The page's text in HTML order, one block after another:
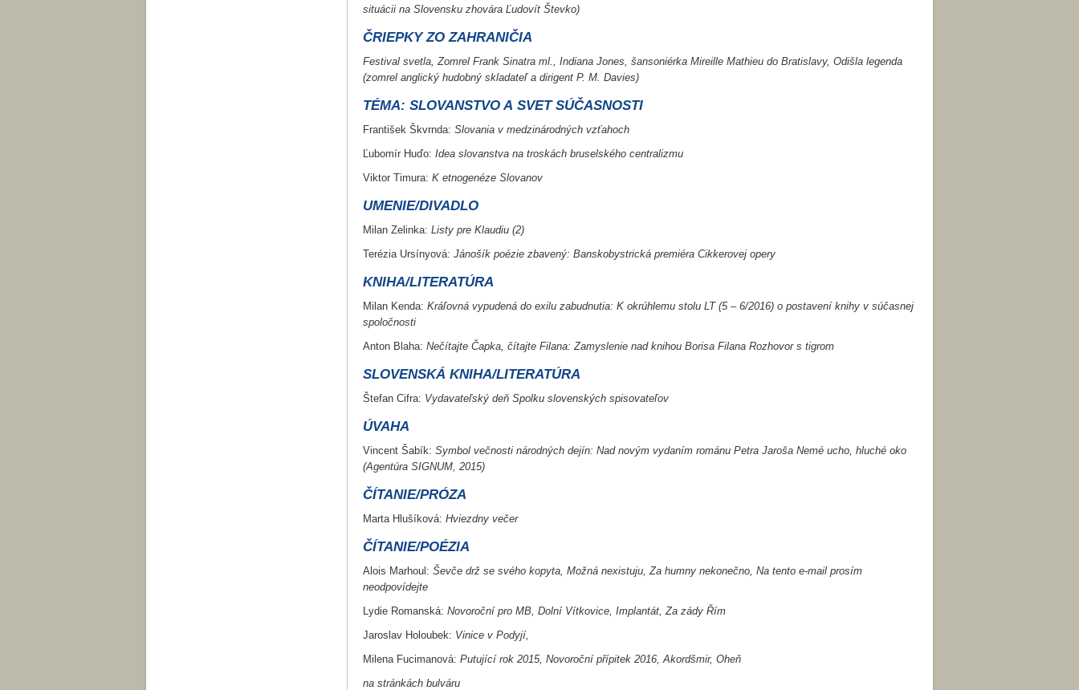
situácii na Slovensku zhovára Ľudovít Števko)
ČRIEPKY ZO ZAHRANIČIA
Festival svetla, Zomrel Frank Sinatra ml., Indiana Jones, šansoniérka Mireille Mathieu do Bratislavy, Odišla legenda
(zomrel anglický hudobný skladateľ a dirigent P. M. Davies)
TÉMA: SLOVANSTVO A SVET SÚČASNOSTI
František Škvrnda: Slovania v medzinárodných vzťahoch
Ľubomír Huďo: Idea slovanstva na troskách bruselského centralizmu
Viktor Timura: K etnogenéze Slovanov
UMENIE/DIVADLO
Milan Zelinka: Listy pre Klaudiu (2)
Terézia Ursínyová: Jánošík poézie zbavený: Banskobystrická premiéra Cikkerovej opery
KNIHA/LITERATÚRA
Milan Kenda: Kráľovná vypudená do exilu zabudnutia: K okrúhlemu stolu LT (5 – 6/2016) o postavení knihy v súčasnej
spoločnosti
Anton Blaha: Nečítajte Čapka, čítajte Filana: Zamyslenie nad knihou Borisa Filana Rozhovor s tigrom
SLOVENSKÁ KNIHA/LITERATÚRA
Štefan Cifra: Vydavateľský deň Spolku slovenských spisovateľov
ÚVAHA
Vincent Šabík: Symbol večnosti národných dejín: Nad novým vydaním románu Petra Jaroša Nemé ucho, hluché oko
(Agentúra SIGNUM, 2015)
ČÍTANIE/PRÓZA
Marta Hlušíková: Hviezdny večer
ČÍTANIE/POÉZIA
Alois Marhoul: Ševče drž se svého kopyta, Možná nexistuju, Za humny nekonečno, Na tento e-mail prosím
neodpovídejte
Lydie Romanská: Novoroční pro MB, Dolní Vítkovice, Implantát, Za zády Řím
Jaroslav Holoubek: Vinice v Podyjí,
Milena Fucimanová: Putující rok 2015, Novoroční přípitek 2016, Akordšmir, Oheň
na stránkách bulváru